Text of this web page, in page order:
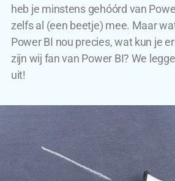
heb je minstens gehóórd van
zelfs al (een beetje) mee. Maar
Power BI nou precies, wat kun je
zijn wij fan van Power BI? We
uit!